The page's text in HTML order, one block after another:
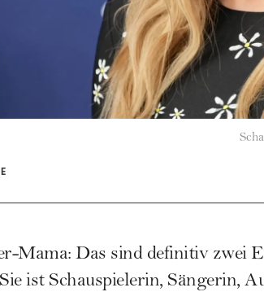
Mama: Das sind definitiv zwei
ist Schauspielerin, Sängerin,